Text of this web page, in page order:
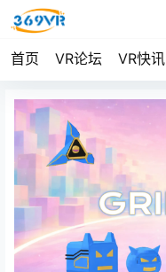
首页 VR论坛 VR快讯